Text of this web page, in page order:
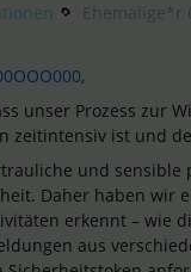
,
unser Prozess zur
zeitintensiv ist und
und
Daher haben wir
erkennt – wie
aus